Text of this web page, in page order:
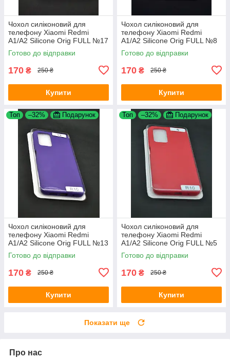
Чохол силіконовий для
телефону Xiaomi Redmi
A1/A2 Silicone Orig FULL №17
Dark green 4you
Готово до відправки
170 ₴ 250 ₴
Купити
Чохол силіконовий для
телефону Xiaomi Redmi
A1/A2 Silicone Orig FULL №8
Yellow 4you
Готово до відправки
170 ₴ 250 ₴
Купити
Топ –32% Подарунок
Чохол силіконовий для
телефону Xiaomi Redmi
A1/A2 Silicone Orig FULL №13
violet 4you
Готово до відправки
170 ₴ 250 ₴
Купити
Топ –32% Подарунок
Чохол силіконовий для
телефону Xiaomi Redmi
A1/A2 Silicone Orig FULL №5
red 4you
Готово до відправки
170 ₴ 250 ₴
Купити
Показати ще
Про нас